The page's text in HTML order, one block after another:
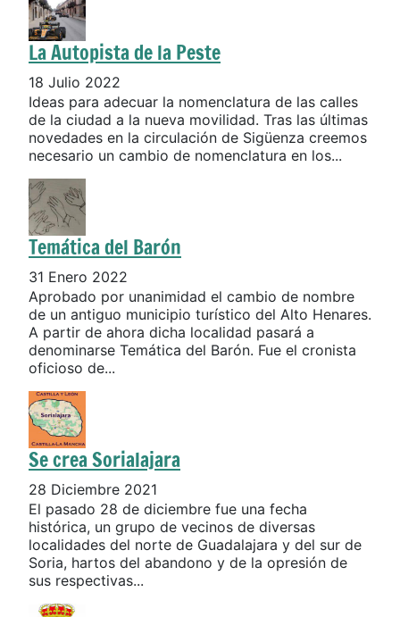
La Autopista de la Peste
18 Julio 2022
Ideas para adecuar la nomenclatura de las calles
de la ciudad a la nueva movilidad. Tras las últimas
novedades en la circulación de Sigüenza creemos
necesario un cambio de nomenclatura en los...
Temática del Barón
31 Enero 2022
Aprobado por unanimidad el cambio de nombre
de un antiguo municipio turístico del Alto Henares.
A partir de ahora dicha localidad pasará a
denominarse Temática del Barón. Fue el cronista
oficioso de...
Se crea Sorialajara
28 Diciembre 2021
El pasado 28 de diciembre fue una fecha
histórica, un grupo de vecinos de diversas
localidades del norte de Guadalajara y del sur de
Soria, hartos del abandono y de la opresión de
sus respectivas...